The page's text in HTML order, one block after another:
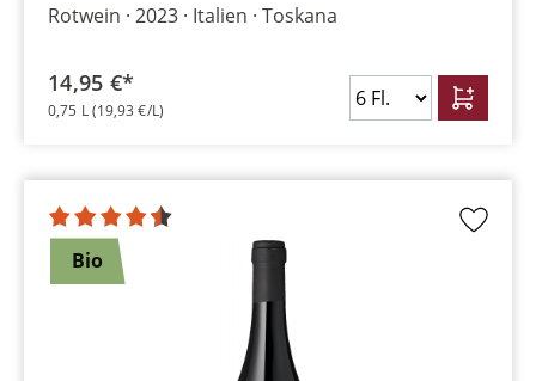
Rotwein 2023 Italien Toskana
14,95 €*
0,75 L(19,93 €/L)
Bio